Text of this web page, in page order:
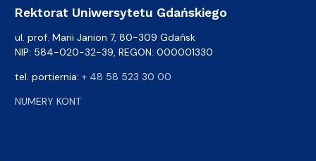
Rektorat Uniwersytetu Gdańskiego
ul. prof. Marii Janion 7, 80-309 Gdańsk
NIP: 584-020-32-39, REGON: 000001330
tel. portiernia: + 48 58 523 30 00
NUMERY KONT